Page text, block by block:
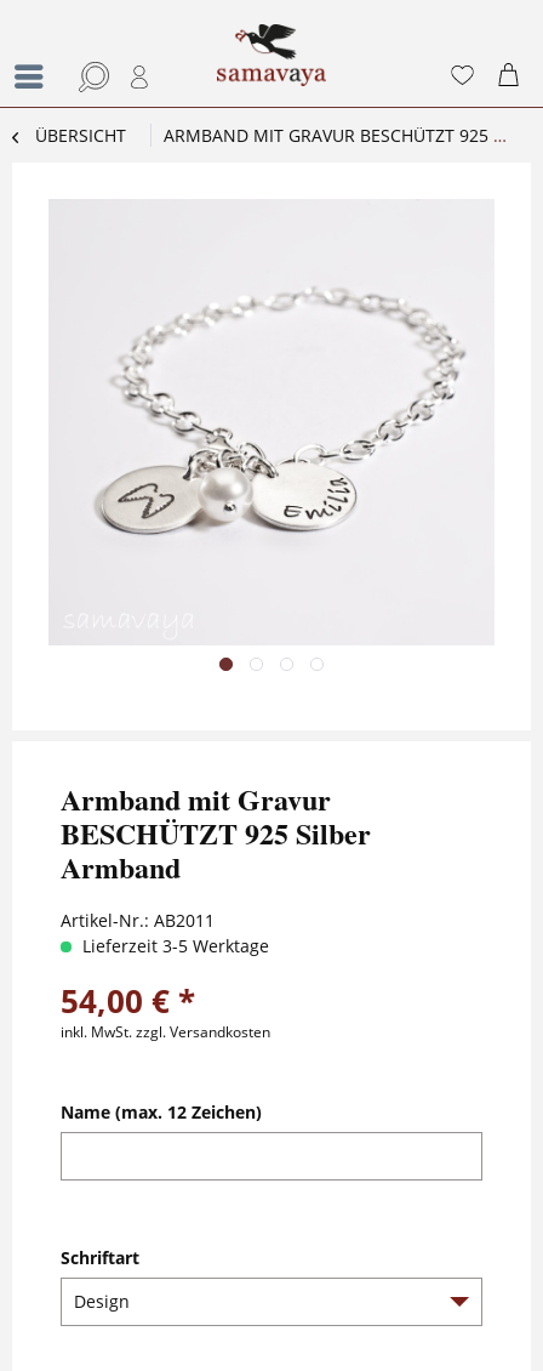
ÜBERSICHT ARMBAND MIT GRAVUR BESCHÜTZT 925 SILBER ARMBAND
Armband mit Gravur
BESCHÜTZT 925 Silber
Armband
Artikel-Nr.: AB2011
Lieferzeit 3-5 Werktage
54,00 € *
inkl. MwSt.zzgl. Versandkosten
Name (max. 12 Zeichen)
Schriftart